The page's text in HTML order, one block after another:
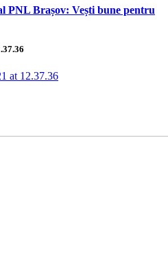
PNL Brașov: Vești bune pentru